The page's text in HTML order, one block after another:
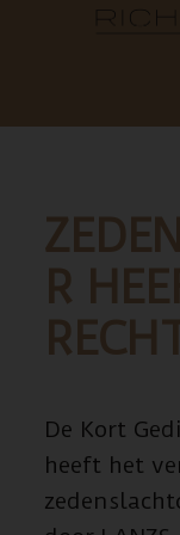
R
De Kort
heeft het